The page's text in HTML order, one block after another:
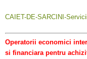
CAIET-DE-SARCINI-
Operatorii economici
si financiara pentru